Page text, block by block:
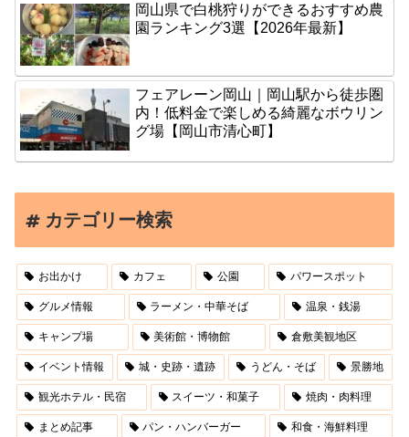
岡山県で白桃狩りができるおすすめ農
園ランキング3選【2026年最新】
フェアレーン岡山｜岡山駅から徒歩圏
内！低料金で楽しめる綺麗なボウリン
グ場【岡山市清心町】
カテゴリー検索
お出かけ カフェ 公園 パワースポット
グルメ情報 ラーメン・中華そば 温泉・銭湯
キャンプ場 美術館・博物館 倉敷美観地区
イベント情報 城・史跡・遺跡 うどん・そば 景勝地
観光ホテル・民宿 スイーツ・和菓子 焼肉・肉料理
まとめ記事 パン・ハンバーガー 和食・海鮮料理